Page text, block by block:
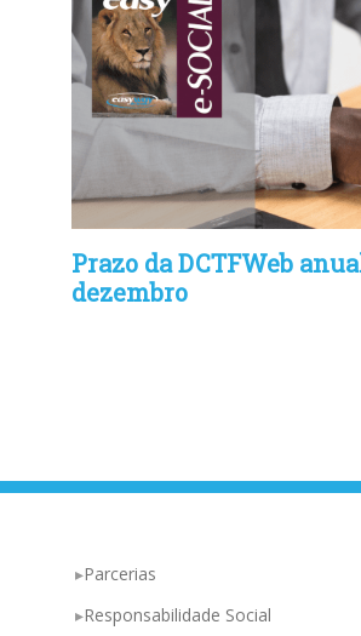
Prazo da DCTFWeb
dezembro
Parcerias
Responsabilidade Social